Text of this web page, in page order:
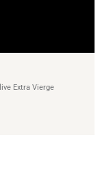
Extra Vierge